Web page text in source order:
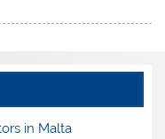
in Malta